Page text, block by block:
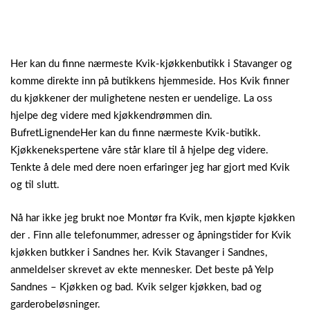
Her kan du finne nærmeste Kvik-kjøkkenbutikk i Stavanger og
komme direkte inn på butikkens hjemmeside. Hos Kvik finner
du kjøkkener der mulighetene nesten er uendelige. La oss
hjelpe deg videre med kjøkkendrømmen din.
BufretLignendeHer kan du finne nærmeste Kvik-butikk.
Kjøkkenekspertene våre står klare til å hjelpe deg videre.
Tenkte å dele med dere noen erfaringer jeg har gjort med Kvik
og til slutt.
Nå har ikke jeg brukt noe Montør fra Kvik, men kjøpte kjøkken
der . Finn alle telefonummer, adresser og åpningstider for Kvik
kjøkken butkker i Sandnes her. Kvik Stavanger i Sandnes,
anmeldelser skrevet av ekte mennesker. Det beste på Yelp
Sandnes – Kjøkken og bad. Kvik selger kjøkken, bad og
garderobeløsninger.